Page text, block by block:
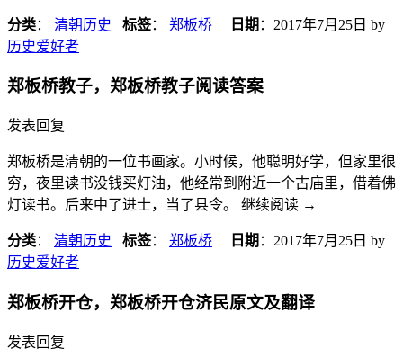
分类： 清朝历史 标签： 郑板桥 日期 ： 2017年7月25日 by
历史爱好者
郑板桥教子，郑板桥教子阅读答案
发表回复
郑板桥是清朝的一位书画家。小时候，他聪明好学，但家里很
穷，夜里读书没钱买灯油，他经常到附近一个古庙里，借着佛
灯读书。后来中了进士，当了县令。 继续阅读 →
分类： 清朝历史 标签： 郑板桥 日期 ： 2017年7月25日 by
历史爱好者
郑板桥开仓，郑板桥开仓济民原文及翻译
发表回复